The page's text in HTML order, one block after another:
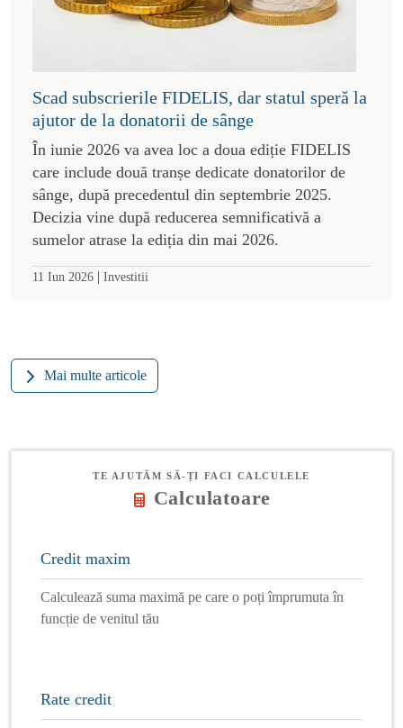
Scad subscrierile FIDELIS, dar statul speră la
ajutor de la donatorii de sânge
În iunie 2026 va avea loc a doua ediție FIDELIS
care include două tranșe dedicate donatorilor de
sânge, după precedentul din septembrie 2025.
Decizia vine după reducerea semnificativă a
sumelor atrase la ediția din mai 2026.
11 Iun 2026 | Investitii
Mai multe articole
TE AJUTĂM SĂ-ȚI FACI CALCULELE
Calculatoare
Credit maxim
Calculează suma maximă pe care o poți împrumuta în
funcție de venitul tău
Rate credit